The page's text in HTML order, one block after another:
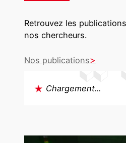
Retrouvez les
nos chercheurs.
Nos publications
Chargement...